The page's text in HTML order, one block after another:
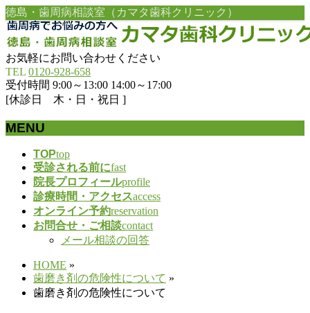
徳島・歯周病相談室（カマタ歯科クリニック）
お気軽にお問い合わせください
TEL 0120-928-658
受付時間 9:00～13:00 14:00～17:00
[休診日 木・日・祝日 ]
MENU
TOPtop
受診される前にfast
院長プロフィールprofile
診療時間・アクセスaccess
オンライン予約reservation
お問合せ・ご相談contact
メール相談の回答
HOME »
歯磨き剤の危険性について »
歯磨き剤の危険性について